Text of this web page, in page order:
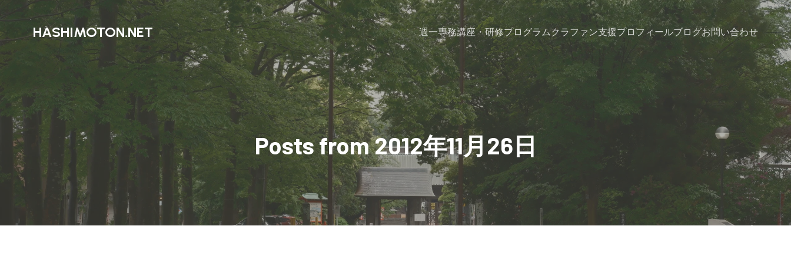
HASHIMOTON.NET 週一専務講座・研修プログラムクラファン支援プロフィールブログお問い合わせ
Posts from 2012年11月26日